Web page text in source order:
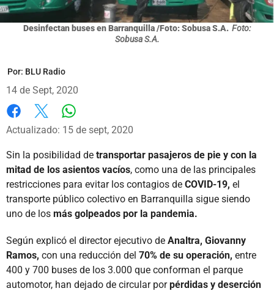
Desinfectan buses en Barranquilla /Foto: Sobusa S.A. Foto:
Sobusa S.A.
Por: BLU Radio
14 de Sept, 2020
Facebook
X
Actualizado: 15 de sept, 2020
Sin la posibilidad de transportar pasajeros de pie y con la
mitad de los asientos vacíos, como una de las principales
restricciones para evitar los contagios de COVID-19, el
transporte público colectivo en Barranquilla sigue siendo
uno de los más golpeados por la pandemia.
Según explicó el director ejecutivo de Analtra, Giovanny
Ramos, con una reducción del 70% de su operación, entre
400 y 700 buses de los 3.000 que conforman el parque
automotor, han dejado de circular porpérdidas y deserción